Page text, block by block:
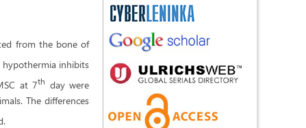
from the bone of
inhibits
at 7th day were
The differences